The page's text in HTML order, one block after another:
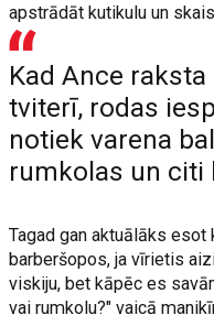
apstrādāt kutikulu un
Kad Ance
tviterī, rodas
notiek varena
rumkolas un citi
Tagad gan aktuālāks esot
barberšopos, ja vīrietis
viskiju, bet kāpēc es
vai rumkolu?" vaicā